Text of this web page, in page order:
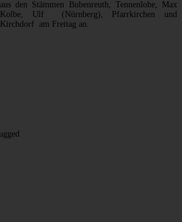
aus den Stämmen Bubenreuth, Tennenlohe, Max
Kolbe, Ulf (Nürnberg), Pfarrkirchen und
Kirchdorf am Freitag an.